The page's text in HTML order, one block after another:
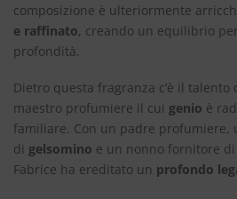
composizione è ulteriormente
e raffinato, creando un equilibrio
profondità.
Dietro questa fragranza c’è il talento
maestro profumiere il cui genio è
familiare. Con un padre profumiere,
di gelsomino e un nonno fornitore di
Fabrice ha ereditato un profondo